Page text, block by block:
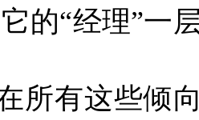
的“经理”一
有这些倾向